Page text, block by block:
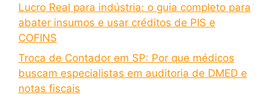
Lucro Real para indústria: o guia completo para
abater insumos e usar créditos de PIS e
COFINS
Troca de Contador em SP: Por que médicos
buscam especialistas em auditoria de DMED e
notas fiscais